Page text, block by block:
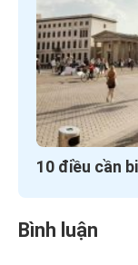
10 điều cần
Bình luận